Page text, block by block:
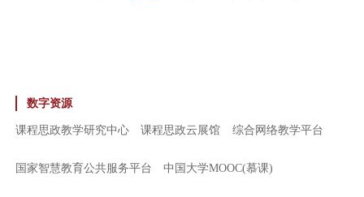
数字资源
课程思政教学研究中心 课程思政云展馆 综合网络教学平台
国家智慧教育公共服务平台 中国大学MOOC(慕课)